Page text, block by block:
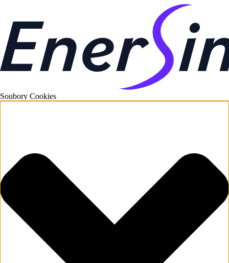
Soubory Cookies